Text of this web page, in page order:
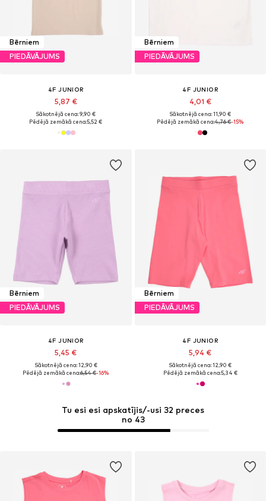
Tu esi esi apskatījis/-usi 32 preces
no 43
Bērniem
PIEDĀVĀJUMS
4F JUNIOR
5,87 €
Sākotnējā cena: 9,90 €
Pēdējā zemākā cena:5,52 €
Bērniem
PIEDĀVĀJUMS
4F JUNIOR
4,01 €
Sākotnējā cena: 11,90 €
Pēdējā zemākā cena:4,76 €-15%
Bērniem
PIEDĀVĀJUMS
4F JUNIOR
5,45 €
Sākotnējā cena: 12,90 €
Pēdējā zemākā cena:6,54 €-16%
Bērniem
PIEDĀVĀJUMS
4F JUNIOR
5,94 €
Sākotnējā cena: 12,90 €
Pēdējā zemākā cena:5,34 €